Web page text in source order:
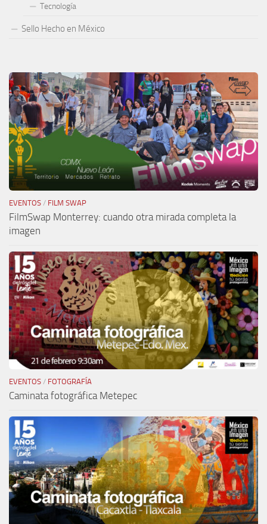
Tecnología
Sello Hecho en México
EVENTOS / FILM SWAP
FilmSwap Monterrey: cuando otra mirada completa la
imagen
EVENTOS / FOTOGRAFÍA
Caminata fotográfica Metepec